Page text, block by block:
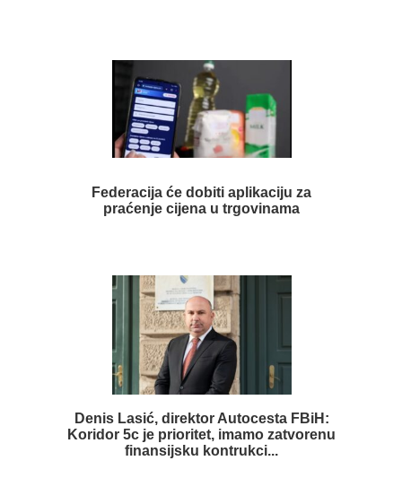
Federacija će dobiti aplikaciju za
praćenje cijena u trgovinama
Denis Lasić, direktor Autocesta FBiH:
Koridor 5c je prioritet, imamo zatvorenu
finansijsku kontrukci...